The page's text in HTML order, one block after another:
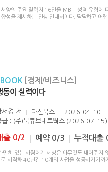
서양의 주요 철학자 16인을 MBTI 성격 유형에
향성을 제시하는 인생 안내서이다. 딱딱하고 어
[경제/비즈니스]
동이 실력이다
서경 저 다산북스
2026-04-10
급 : (주)북큐브네트웍스 (2026-07-15)
출 0/2 예약 0/3 누적대출
만히 있는 사람에게 세상은 아무것도 내어주지
로 시작해 40년간 10개의 사업을 성공시키기까